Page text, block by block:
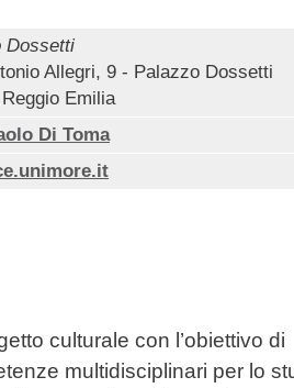
Dossetti
Allegri, 9 - Palazzo Dossetti
Emilia
Di Toma
culturale con l’obiettivo di
multidisciplinari per lo